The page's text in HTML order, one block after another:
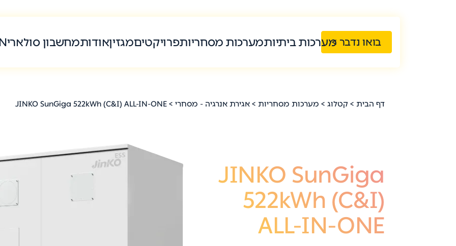
בואו נדבר >מערכות ביתיותמערכות מסחריותפרויקטיםמגזיןאודותמחשבון סולארי
דף הבית > קטלוג > מערכות מסחריות > אגירת אנרגיה - מסחרי > JINKO SunGiga 522kWh (C&I) ALL-IN-ONE
JINKO SunGiga
522kWh (C&I)
ALL-IN-ONE